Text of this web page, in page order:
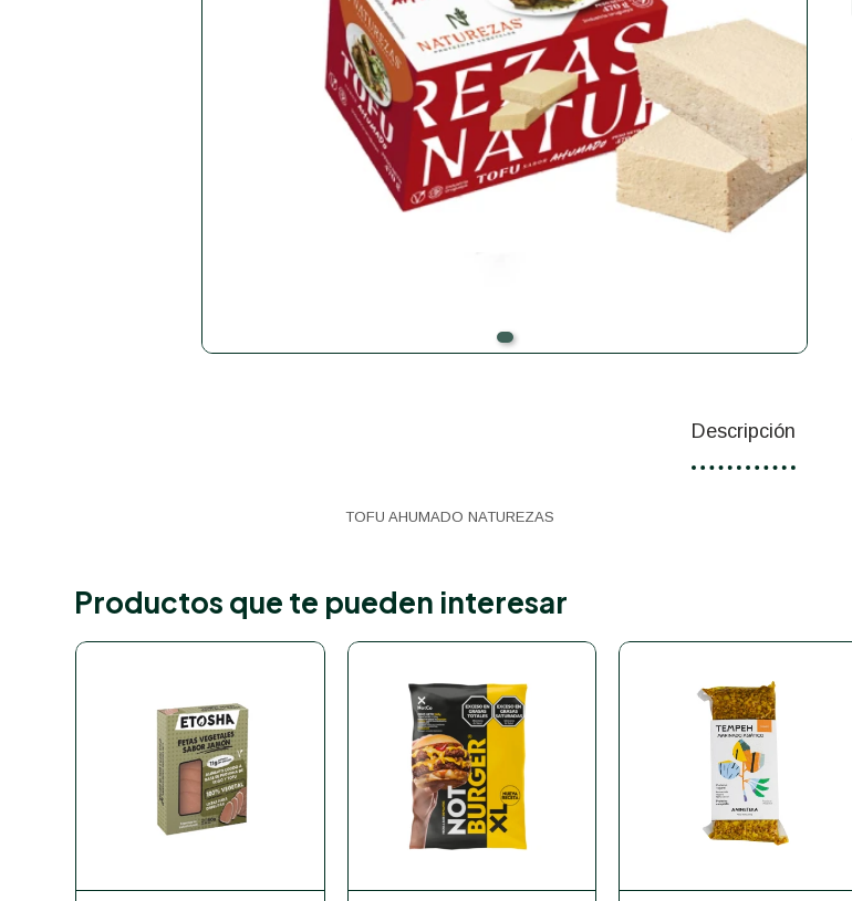
Descripción
TOFU AHUMADO NATUREZAS
Productos que te pueden interesar